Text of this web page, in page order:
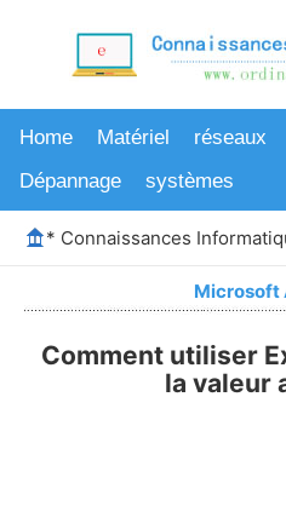
Home Matériel réseaux
Dépannage
systèmes
* Connaissances
Microsoft
Comment utiliser
la valeur